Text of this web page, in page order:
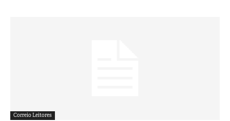
Correio Leitores